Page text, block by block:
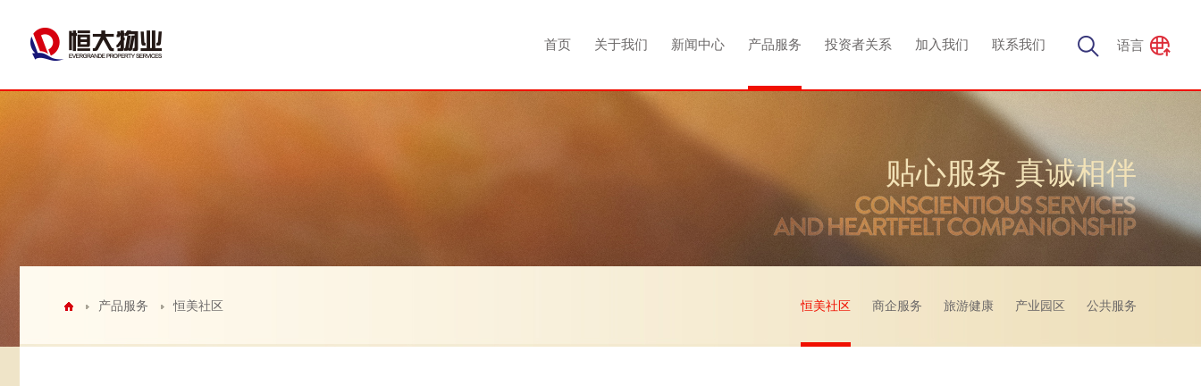
首页 关于我们 新闻中心 产品服务 投资者关系 加入我们 联系我们 语言
贴心服务 真诚相伴
产品服务 恒美社区 恒美社区 商企服务 旅游健康 产业园区 公共服务